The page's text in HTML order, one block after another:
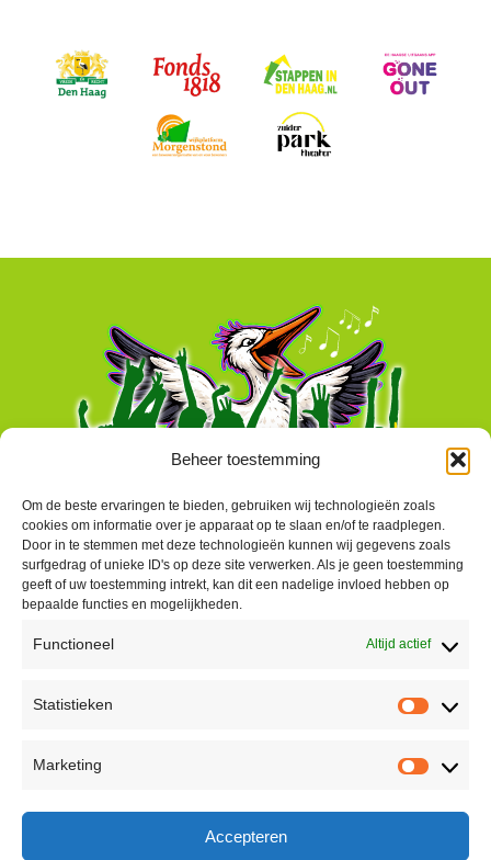
Beheer toestemming
Om de beste ervaringen te bieden, gebruiken wij technologieën zoals
cookies om informatie over je apparaat op te slaan en/of te raadplegen.
Door in te stemmen met deze technologieën kunnen wij gegevens zoals
surfgedrag of unieke ID's op deze site verwerken. Als je geen toestemming
geeft of uw toestemming intrekt, kan dit een nadelige invloed hebben op
bepaalde functies en mogelijkheden.
Functioneel Altijd actief
Statistieken
Marketing
Accepteren
Peter Vergroesen
korenfestivaldenhaag@gmail.com